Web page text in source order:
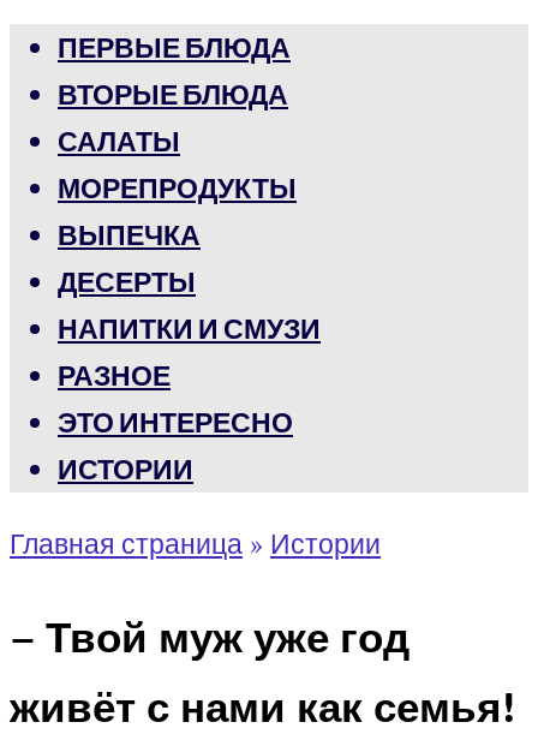
ПЕРВЫЕ БЛЮДА
ВТОРЫЕ БЛЮДА
САЛАТЫ
МОРЕПРОДУКТЫ
ВЫПЕЧКА
ДЕСЕРТЫ
НАПИТКИ И СМУЗИ
РАЗНОЕ
ЭТО ИНТЕРЕСНО
ИСТОРИИ
Главная страница » Истории
– Твой муж уже год
живёт с нами как семья!